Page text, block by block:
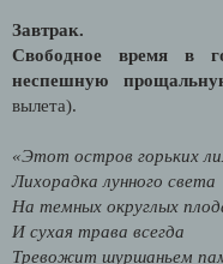
Завтрак.
Свободное время в
неспешную
вылета).
«Этот остров горьких
Лихорадка лунного света
На темных округлых
И сухая трава всегда
Тревожит шуршаньем